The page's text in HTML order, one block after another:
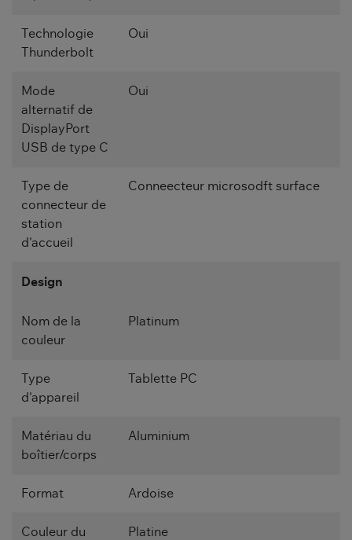
Technologie
Thunderbolt
Oui
Mode
alternatif de
DisplayPort
USB de type C
Oui
Type de
connecteur de
station
d'accueil
Conneecteur microsodft surface
Design
Nom de la
couleur
Platinum
Type
d'appareil
Tablette PC
Matériau du
boîtier/corps
Aluminium
Format Ardoise
Couleur du
Platine